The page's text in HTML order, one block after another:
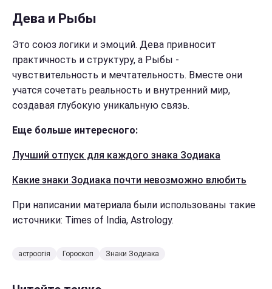
Дева и Рыбы
Это союз логики и эмоций. Дева привносит
практичность и структуру, а Рыбы -
чувствительность и мечтательность. Вместе они
учатся сочетать реальность и внутренний мир,
создавая глубокую уникальную связь.
Еще больше интересного:
Лучший отпуск для каждого знака Зодиака
Какие знаки Зодиака почти невозможно влюбить
При написании материала были использованы такие
источники: Times of India, Astrology.
астроогія Гороскоп Знаки Зодиака